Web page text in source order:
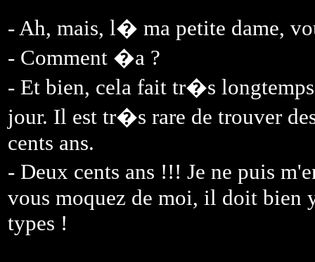
- Ah, mais, l� ma petite dame,
- Comment �a ?
- Et bien, cela fait tr�s
jour. Il est tr�s rare de trouver
cents ans.
- Deux cents ans !!! Je ne puis
vous moquez de moi, il doit bien
types !